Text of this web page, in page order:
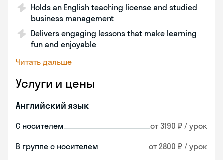
Holds an English teaching license and studied
business management
Delivers engaging lessons that make learning
fun and enjoyable
Читать дальше
Услуги и цены
Английский язык
С носителем от 3190 ₽ / урок
В группе с носителем от 2800 ₽ / урок